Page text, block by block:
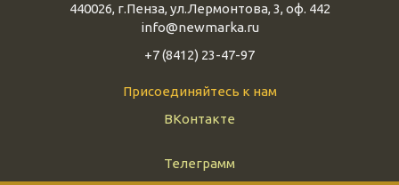
440026, г.Пенза,ул.Лермонтова, 3, оф. 442
info@newmarka.ru
+7 (8412) 23-47-97
Присоединяйтесь к нам
ВКонтакте
Телеграмм